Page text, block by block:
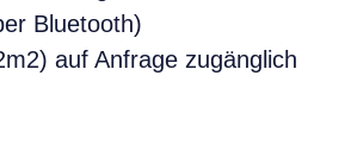
Bluetooth)
auf Anfrage zugänglich